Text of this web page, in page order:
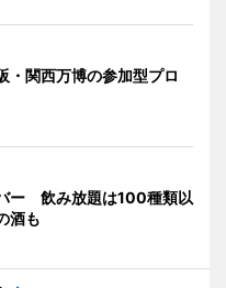
・関西万博の参加型プロ
ー 飲み放題は100種類以
酒も